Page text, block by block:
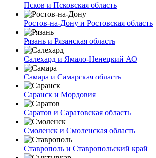
Псков и Псковская область
Ростов-на-Дону и Ростовская область
Рязань и Рязанская область
Салехард и Ямало-Ненецкий АО
Самара и Самарская область
Саранск и Мордовия
Саратов и Саратовская область
Смоленск и Смоленская область
Ставрополь и Ставропольский край